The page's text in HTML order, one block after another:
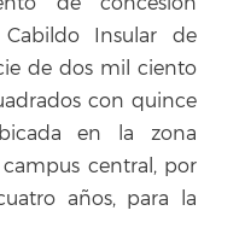
Insular de
de dos mil ciento
con quince
en la zona
central, por
años, para la